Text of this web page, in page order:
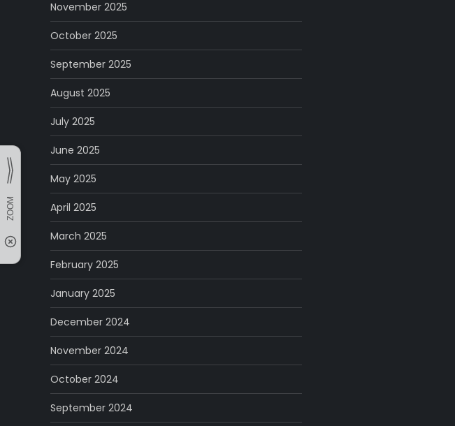
November 2025
October 2025
September 2025
August 2025
July 2025
June 2025
May 2025
April 2025
March 2025
February 2025
January 2025
December 2024
November 2024
October 2024
September 2024